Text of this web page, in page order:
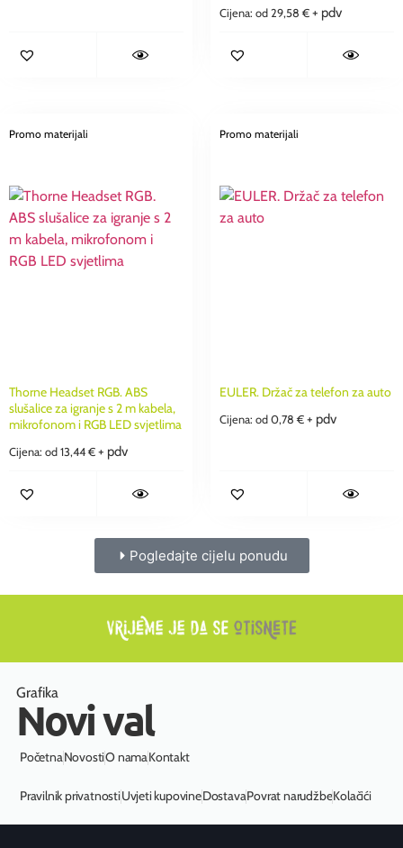
Cijena: od 29,58 € + pdv
Promo materijali
Thorne Headset RGB. ABS
slušalice za igranje s 2 m kabela,
mikrofonom i RGB LED svjetlima
Cijena: od 13,44 € + pdv
Promo materijali
EULER. Držač za telefon za auto
Cijena: od 0,78 € + pdv
Pogledajte cijelu ponudu
Grafika
Novi val
PočetnaNovostiO namaKontakt
Pravilnik privatnostiUvjeti kupovineDostavaPovrat narudžbeKolačići